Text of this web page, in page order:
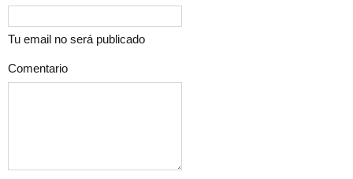
Tu email no será publicado
Comentario